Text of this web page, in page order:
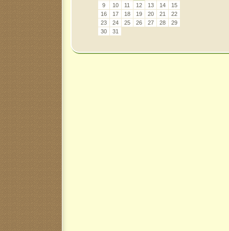
9
10 11 12 13 14
15
16
17 18 19 20 21
22
23
24 25 26 27 28
29
30
31